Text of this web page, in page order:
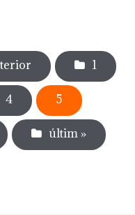
dels museus.
vermouth
1
4 5
últim »